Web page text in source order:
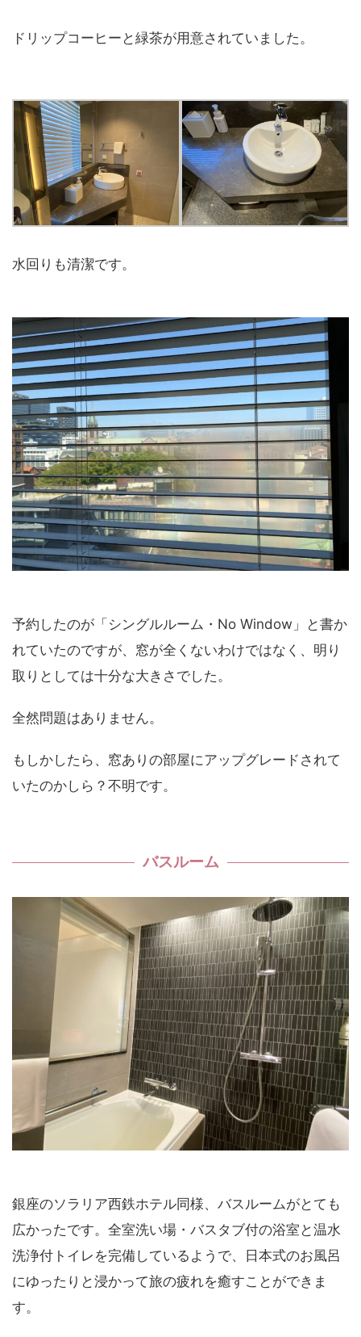
ドリップコーヒーと緑茶が用意されていました。
水回りも清潔です。
予約したのが「シングルルーム・No Window」と書か
れていたのですが、窓が全くないわけではなく、明り
取りとしては十分な大きさでした。
全然問題はありません。
もしかしたら、窓ありの部屋にアップグレードされて
いたのかしら？不明です。
バスルーム
銀座のソラリア西鉄ホテル同様、バスルームがとても
広かったです。全室洗い場・バスタブ付の浴室と温水
洗浄付トイレを完備しているようで、日本式のお風呂
にゆったりと浸かって旅の疲れを癒すことができま
す。